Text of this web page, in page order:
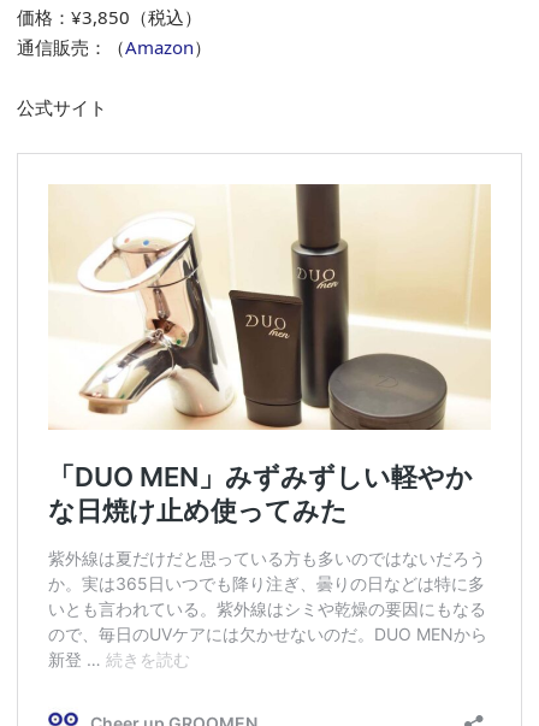
価格：¥3,850（税込）
通信販売：（Amazon）
公式サイト